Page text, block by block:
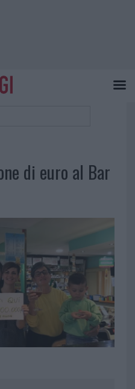
di euro al Bar